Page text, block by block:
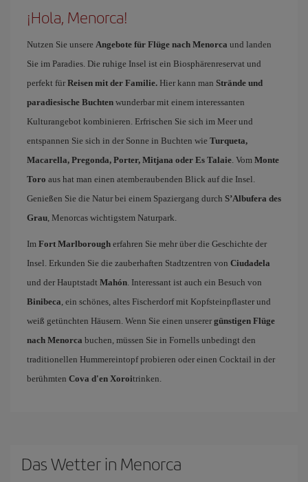
¡Hola, Menorca!
Nutzen Sie unsere Angebote für Flüge nach Menorca und landen
Sie im Paradies. Die ruhige Insel ist ein Biosphärenreservat und
perfekt für Reisen mit der Familie. Hier kann man Strände und
paradiesische Buchten wunderbar mit einem interessanten
Kulturangebot kombinieren. Erfrischen Sie sich im Meer und
entspannen Sie sich in der Sonne in Buchten wie Turqueta,
Macarella, Pregonda, Porter, Mitjana oder Es Talaie. Vom Monte
Toro aus hat man einen atemberaubenden Blick auf die Insel.
Genießen Sie die Natur bei einem Spaziergang durch S’Albufera des
Grau, Menorcas wichtigstem Naturpark.
Im Fort Marlborough erfahren Sie mehr über die Geschichte der
Insel. Erkunden Sie die zauberhaften Stadtzentren von Ciudadela
und der Hauptstadt Mahón. Interessant ist auch ein Besuch von
Binibeca, ein schönes, altes Fischerdorf mit Kopfsteinpflaster und
weiß getünchten Häusern. Wenn Sie einen unserer günstigen Flüge
nach Menorca buchen, müssen Sie in Fornells unbedingt den
traditionellen Hummereintopf probieren oder einen Cocktail in der
berühmten Cova d'en Xoroitrinken.
Das Wetter in Menorca